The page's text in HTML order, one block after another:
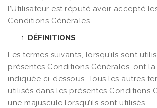
l’Utilisateur est réputé avoir accepté
Conditions Générales
DÉFINITIONS
Les termes suivants, lorsqu’ils sont
présentes Conditions Générales, ont
indiquée ci-dessous. Tous les autres
utilisés dans les présentes Conditions
une majuscule lorsqu’ils sont utilisés.